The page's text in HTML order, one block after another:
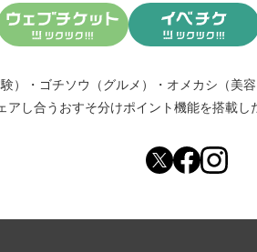
） ・ ゴチソウ（グルメ） ・ オメカシ（美容
アし合う おすそ分けポイント機能を搭載し